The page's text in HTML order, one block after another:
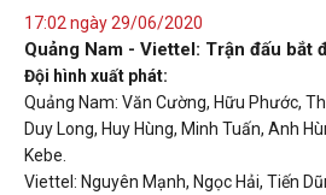
17:02 ngày 29/06/2020
Quảng Nam - Viettel: Trận đấu bắt
Đội hình xuất phát:
Quảng Nam: Văn Cường, Hữu Phước,
Duy Long, Huy Hùng, Minh Tuấn, Anh
Kebe.
Viettel: Nguyên Mạnh, Ngọc Hải, Tiến